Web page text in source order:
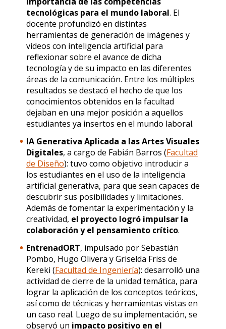
tecnológicas para el mundo laboral. El
docente profundizó en distintas
herramientas de generación de imágenes y
videos con inteligencia artificial para
reflexionar sobre el avance de dicha
tecnología y de su impacto en las diferentes
áreas de la comunicación. Entre los múltiples
resultados se destacó el hecho de que los
conocimientos obtenidos en la facultad
dejaban en una mejor posición a aquellos
estudiantes ya insertos en el mundo laboral.
IA Generativa Aplicada a las Artes Visuales
Digitales, a cargo de Fabián Barros (Facultad
de Diseño): tuvo como objetivo introducir a
los estudiantes en el uso de la inteligencia
artificial generativa, para que sean capaces de
descubrir sus posibilidades y limitaciones.
Además de fomentar la experimentación y la
creatividad, el proyecto logró impulsar la
colaboración y el pensamiento crítico.
EntrenadORT, impulsado por Sebastián
Pombo, Hugo Olivera y Griselda Friss de
Kereki (Facultad de Ingeniería): desarrolló una
actividad de cierre de la unidad temática, para
lograr la aplicación de los conceptos teóricos,
así como de técnicas y herramientas vistas en
un caso real. Luego de su implementación, se
observó un impacto positivo en el